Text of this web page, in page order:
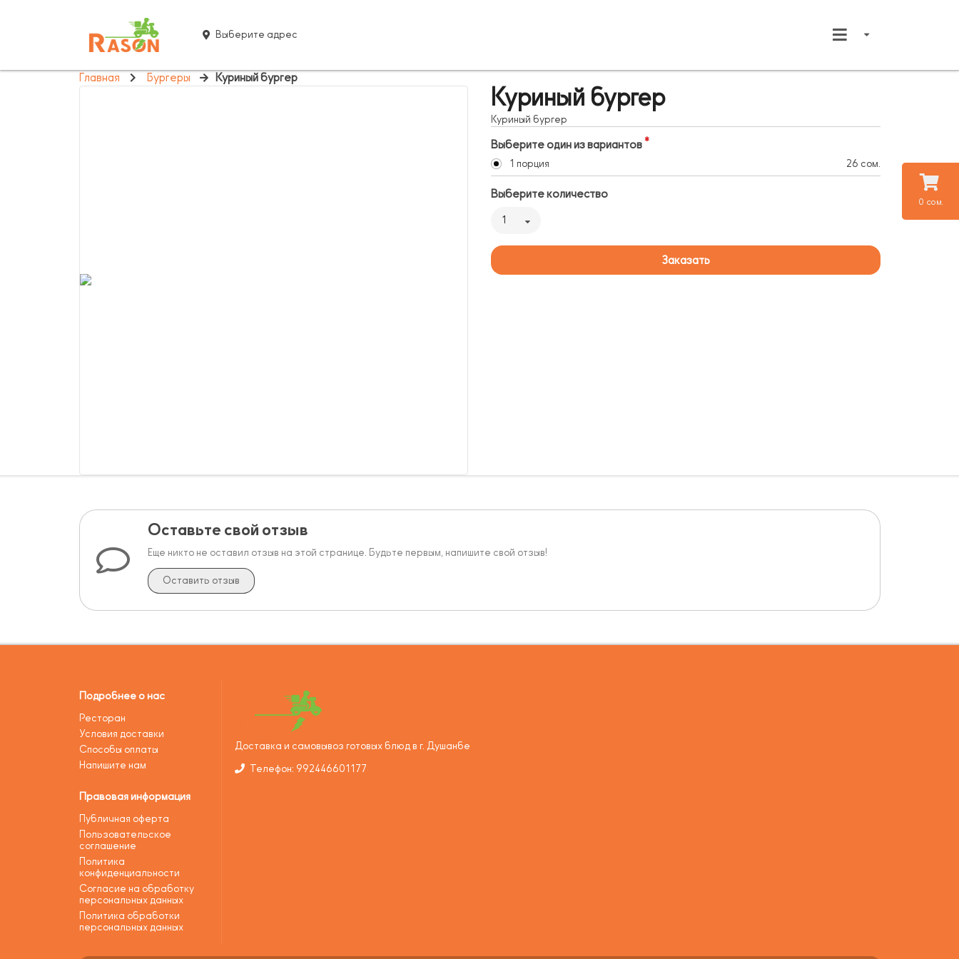
0 сом.
Выберите адрес
Главная Бургеры Куриный бургер
Куриный бургер
Куриный бургер
Выберите один из вариантов
1 порция 26 сом.
Выберите количество
1
Заказать
Оставьте свой отзыв
Еще никто не оставил отзыв на этой странице. Будьте первым, напишите свой отзыв!
Оставить отзыв
Подробнее о нас
Ресторан
Условия доставки
Способы оплаты
Напишите нам
Правовая информация
Публичная оферта
Пользовательское
соглашение
Политика
конфиденциальности
Согласие на обработку
персональных данных
Политика обработки
персональных данных
Доставка и самовывоз готовых блюд в г. Душанбе
Телефон: 992446601177